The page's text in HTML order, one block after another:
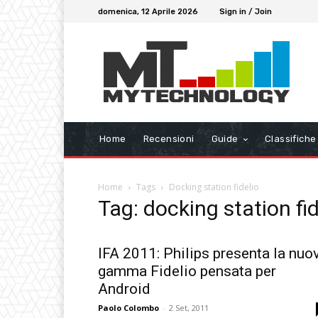
domenica, 12 Aprile 2026 Sign in / Join
Home Recensioni Guide Classifiche
Home Tags Docking station fidelio
Tag: docking station
IFA 2011: Philips presenta la
gamma Fidelio pensata per
Android
Paolo Colombo - 2 Set, 2011